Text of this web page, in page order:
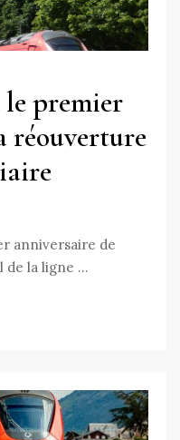
le premier
réouverture
anniversaire de
de la ligne …